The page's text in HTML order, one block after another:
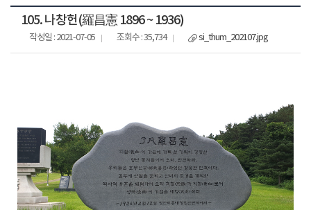
105. 나창헌(羅昌憲 1896 ~ 1936)
작성일 : 2021-07-05 조회수 : 35,734 si_thum_202107.jpg